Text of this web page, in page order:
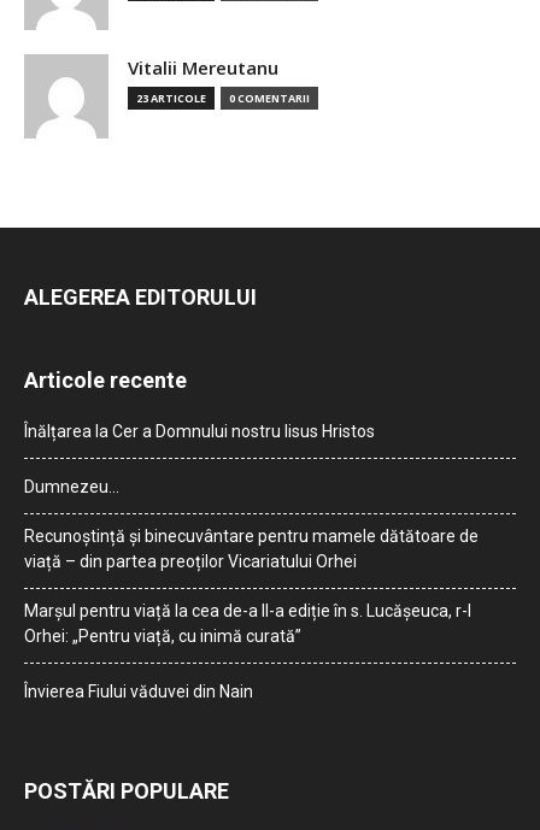
Vitalii Mereutanu
23 ARTICOLE 0 COMENTARII
ALEGEREA EDITORULUI
Articole recente
Înălțarea la Cer a Domnului nostru Iisus Hristos
Dumnezeu…
Recunoștință și binecuvântare pentru mamele dătătoare de
viață – din partea preoților Vicariatului Orhei
Marșul pentru viață la cea de-a II-a ediție în s. Lucășeuca, r-l
Orhei: „Pentru viață, cu inimă curată”
Învierea Fiului văduvei din Nain
POSTĂRI POPULARE